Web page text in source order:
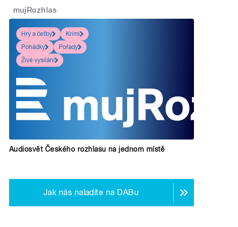
mujRozhlas
Hry a četby
Krimi
Pohádky
Pořady
Živé vysílání
Audiosvět Českého rozhlasu na jednom místě
Jak nás naladíte na DABu